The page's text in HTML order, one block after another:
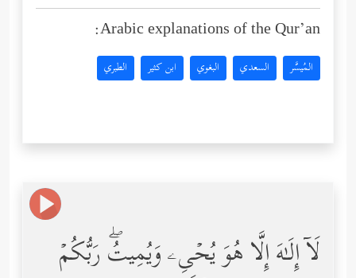
Arabic explanations of the Qur’an:
المُيسَّر السعدي البغوي ابن كثير الطبري
لَاۤ إِلَـٰهَ إِلَّا هُوَ یُحۡیِۦ وَیُمِیتُۖ رَبُّكُمۡ